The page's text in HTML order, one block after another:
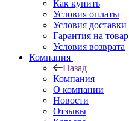
Как купить
Условия оплаты
Условия доставки
Гарантия на товар
Условия возврата
Компания
Назад
Компания
О компании
Новости
Отзывы